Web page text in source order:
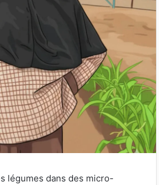
légumes dans des micro-